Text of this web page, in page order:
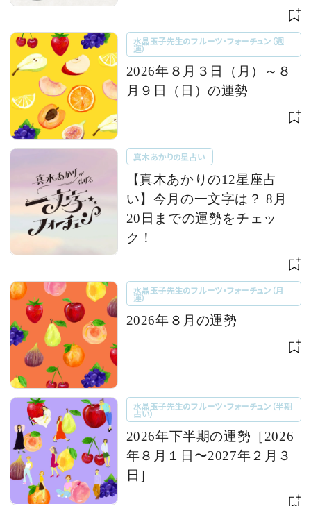
水晶玉子先生のフルーツ・フォーチュン（週
運）
2026年８月３日（月）～８
月９日（日）の運勢
真木あかりの星占い
【真木あかりの12星座占
い】今月の一文字は？ 8月
20日までの運勢をチェッ
ク！
水晶玉子先生のフルーツ・フォーチュン（月
運）
2026年８月の運勢
水晶玉子先生のフルーツ・フォーチュン（半期
占い）
2026年下半期の運勢［2026
年８月１日〜2027年２月３
日］